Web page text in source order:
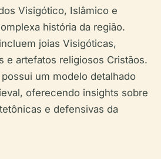
Visigótico, Islâmico e
história da região.
joias Visigóticas,
e artefatos religiosos Cristãos.
um modelo detalhado
oferecendo insights sobre
e defensivas da